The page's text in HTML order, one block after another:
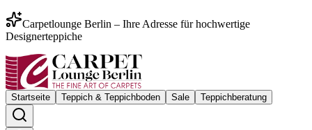
Carpetlounge Berlin – Ihre Adresse für hochwertige
Designerteppiche
Startseite Teppich & Teppichboden Sale Teppichberatung